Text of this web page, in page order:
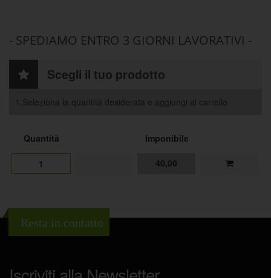
- SPEDIAMO ENTRO 3 GIORNI LAVORATIVI -
Scegli il tuo prodotto
1.Seleziona la quantità desiderata e aggiungi al carrello
Quantità Imponibile
1 40,00
Resta in contatto